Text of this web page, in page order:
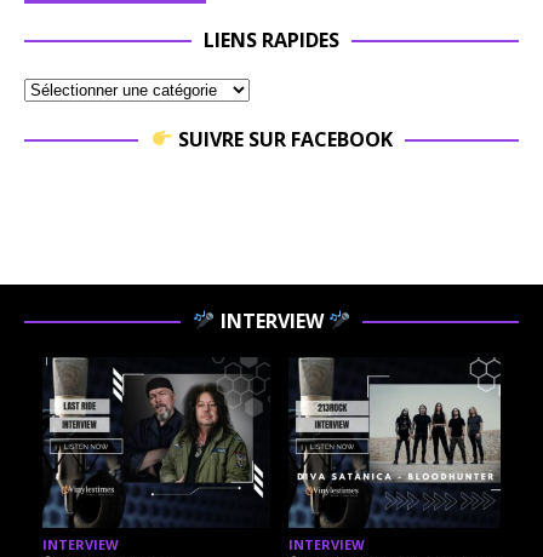
LIENS RAPIDES
SUIVRE SUR FACEBOOK
INTERVIEW
INTERVIEW INTERVIEW